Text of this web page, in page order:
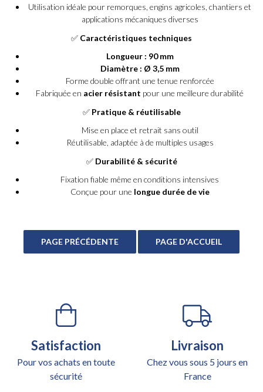
Utilisation idéale pour remorques, engins agricoles, chantiers et
applications mécaniques diverses
✅ Caractéristiques techniques
Longueur : 90 mm
Diamètre : Ø 3,5 mm
Forme double offrant une tenue renforcée
Fabriquée en acier résistant pour une meilleure durabilité
✅ Pratique & réutilisable
Mise en place et retrait sans outil
Réutilisable, adaptée à de multiples usages
✅ Durabilité & sécurité
Fixation fiable même en conditions intensives
Conçue pour une longue durée de vie
Satisfaction
Pour vos achats en toute
sécurité
Livraison
Chez vous sous 5 jours en
France